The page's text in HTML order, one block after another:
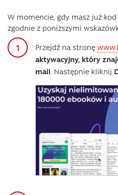
W momencie, gdy masz już
zgodnie z poniższymi
Przejdź na stronę
aktywacyjny, który
mail. Następnie kliknij